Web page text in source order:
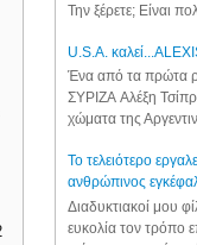
Την ξέρετε; Είναι
U.S.A.
Ένα από τα πρώτα
ΣΥΡΙΖΑ Αλέξη
χώματα της
Το τελειότερο
ανθρώπινος
Διαδυκτιακοί μου
ευκολία τον τρόπο